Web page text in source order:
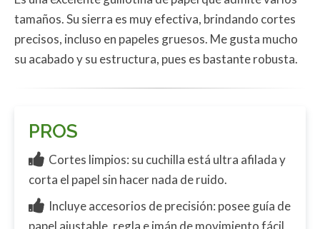
tamaños. Su sierra es muy efectiva, brindando cortes
precisos, incluso en papeles gruesos. Me gusta mucho
su acabado y su estructura, pues es bastante robusta.
PROS
Cortes limpios: su cuchilla está ultra afilada y
corta el papel sin hacer nada de ruido.
Incluye accesorios de precisión: posee guía de
papel ajustable, regla e imán de movimiento fácil